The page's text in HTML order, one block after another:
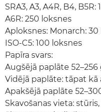
SRA3, A3, A4R, B4,
A6R: 250 loksnes
Aploksnes: Monarch: 30
ISO-C5: 100 loksnes
Papīra svars:
Augšējā paplāte 52–256
Vidējā paplāte: tāpat kā
Apakšējā paplāte
Skavošanas vieta: